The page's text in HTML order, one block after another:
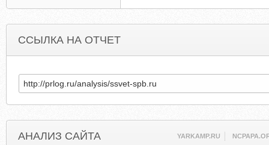
ССЫЛКА НА ОТЧЕТ
АНАЛИЗ САЙТА YARKAMP.RU